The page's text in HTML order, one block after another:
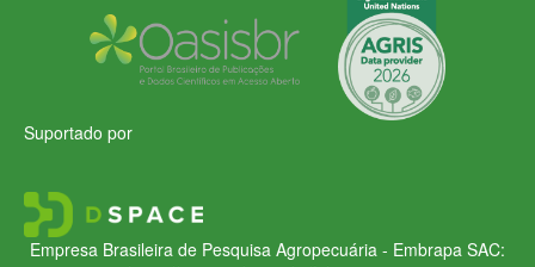
Suportado por
Empresa Brasileira de Pesquisa Agropecuária - Embrapa SAC: